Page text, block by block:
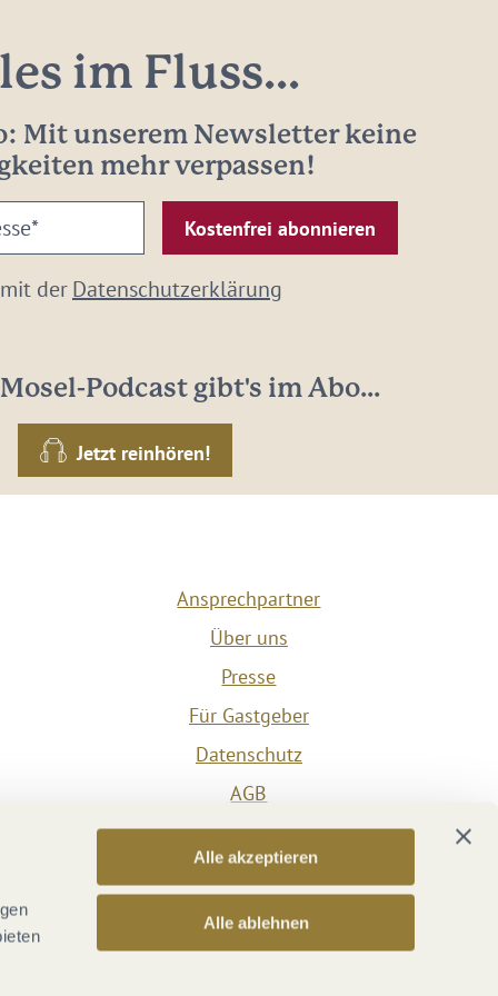
Alle akzeptieren
Alle ablehnen
im Fluss...
Mit unserem Newsletter keine
mehr verpassen!
derDatenschutzerklärung
Podcast gibt's im Abo...
Jetzt reinhören!
Ansprechpartner
Über uns
Presse
Für Gastgeber
Datenschutz
AGB
Impressum
Barrierefreiheit
Vertrag widerrufen
Versicherungsvertrag widerrufen